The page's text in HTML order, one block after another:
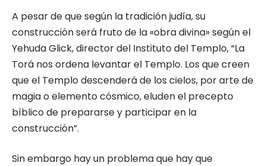
A pesar de que según la tradición judía, su
construcción será fruto de la «obra divina» según el
Yehuda Glick, director del Instituto del Templo, “La
Torá nos ordena levantar el Templo. Los que creen
que el Templo descenderá de los cielos, por arte de
magia o elemento cósmico, eluden el precepto
bíblico de prepararse y participar en la
construcción”.
Sin embargo hay un problema que hay que